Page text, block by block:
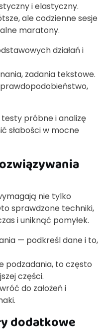
i elastyczny.
ale codzienne sesje
maratony.
działań i
zadania tekstowe.
próbne i analizę
słabości w mocne
nie tylko
sprawdzone techniki,
i uniknąć pomyłek.
— podkreśl dane i to,
podzadania, to często
części.
do założeń i
dodatkowe